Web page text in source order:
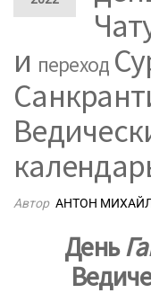
и переход
Автор АНТОН
День